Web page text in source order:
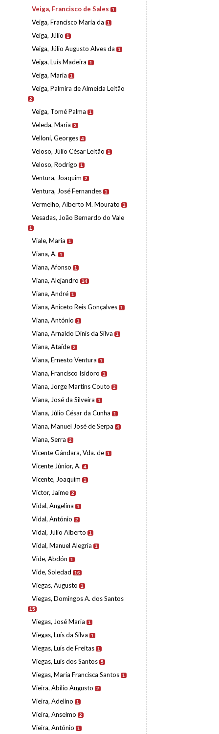
Veiga, Francisco de Sales 1
Veiga, Francisco Maria da 1
Veiga, Júlio 1
Veiga, Júlio Augusto Alves da 1
Veiga, Luís Madeira 1
Veiga, Maria 1
Veiga, Palmira de Almeida Leitão
2
Veiga, Tomé Palma 1
Veleda, Maria 3
Velloni, Georges 4
Veloso, Júlio César Leitão 1
Veloso, Rodrigo 1
Ventura, Joaquim 2
Ventura, José Fernandes 1
Vermelho, Alberto M. Mourato 1
Vesadas, João Bernardo do Vale
1
Viale, Maria 1
Viana, A. 1
Viana, Afonso 1
Viana, Alejandro 14
Viana, André 1
Viana, Aniceto Reis Gonçalves 1
Viana, António 1
Viana, Arnaldo Dinis da Silva 1
Viana, Ataíde 2
Viana, Ernesto Ventura 1
Viana, Francisco Isidoro 1
Viana, Jorge Martins Couto 2
Viana, José da Silveira 1
Viana, Júlio César da Cunha 1
Viana, Manuel José de Serpa 4
Viana, Serra 2
Vicente Gándara, Vda. de 1
Vicente Júnior, A. 4
Vicente, Joaquim 1
Victor, Jaime 2
Vidal, Angelina 1
Vidal, António 2
Vidal, Júlio Alberto 1
Vidal, Manuel Alegria 1
Vide, Abdón 1
Vide, Soledad 16
Viegas, Augusto 1
Viegas, Domingos A. dos Santos
15
Viegas, José Maria 1
Viegas, Luís da Silva 1
Viegas, Luís de Freitas 1
Viegas, Luís dos Santos 5
Viegas, Maria Francisca Santos 1
Vieira, Abílio Augusto 2
Vieira, Adelino 1
Vieira, Anselmo 2
Vieira, António 1